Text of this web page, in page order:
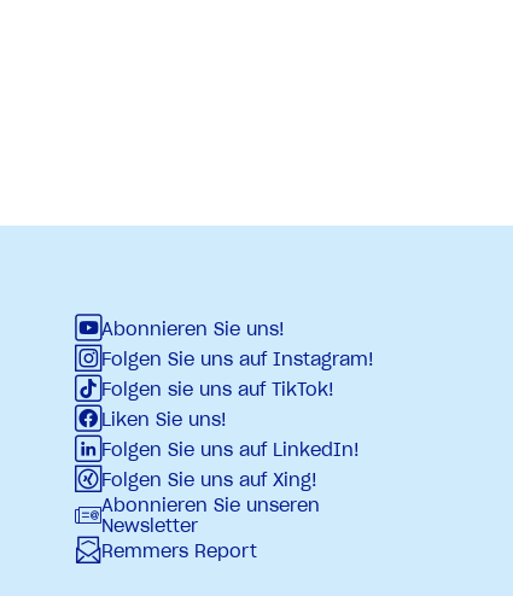
Abonnieren Sie uns!
Folgen Sie uns auf Instagram!
Folgen sie uns auf TikTok!
Liken Sie uns!
Folgen Sie uns auf LinkedIn!
Folgen Sie uns auf Xing!
Abonnieren Sie unseren
Newsletter
Remmers Report